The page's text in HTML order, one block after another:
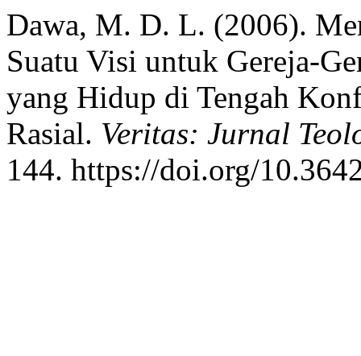
Dawa, M. D. L. (2006).
Suatu Visi untuk Gereja-
yang Hidup di Tengah
Rasial. Veritas: Jurnal
144. https://doi.org/